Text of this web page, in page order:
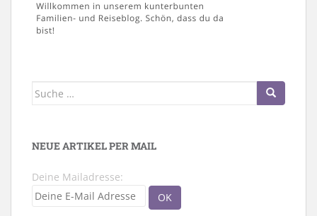
Suche
NEUE ARTIKEL PER MAIL
Deine Mailadresse: